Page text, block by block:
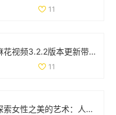
11
麻花视频3.2.2版本更新带来全新功能与用户体验提升解析
11
探索女性之美的艺术：人体写真背后的故事与魅力